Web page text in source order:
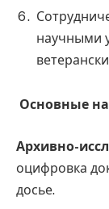
научными
Основные
Архивно-
оцифровка
досье.